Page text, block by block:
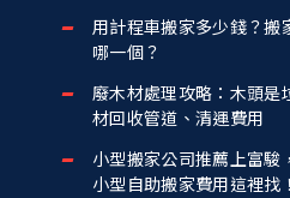
用計程車搬家多少錢？搬
哪一個？
廢木材處理攻略：木頭是
材回收管道、清運費用
小型搬家公司推薦上富駿
小型自助搬家費用這裡找！